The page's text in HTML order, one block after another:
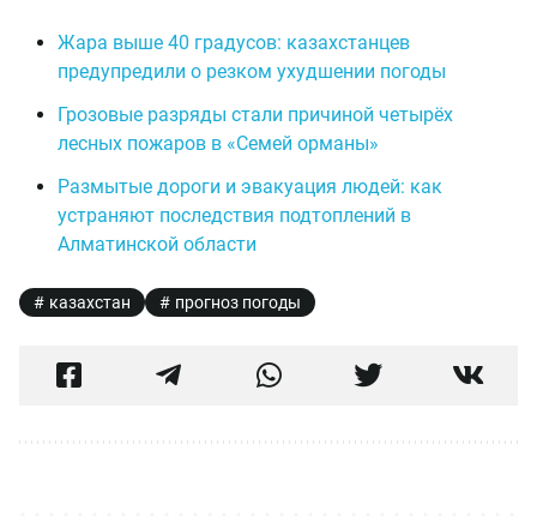
Жара выше 40 градусов: казахстанцев
предупредили о резком ухудшении погоды
Грозовые разряды стали причиной четырёх
лесных пожаров в «Семей орманы»
Размытые дороги и эвакуация людей: как
устраняют последствия подтоплений в
Алматинской области
казахстан прогноз погоды